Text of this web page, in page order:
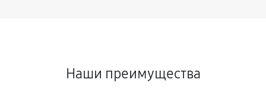
Наши преимущества